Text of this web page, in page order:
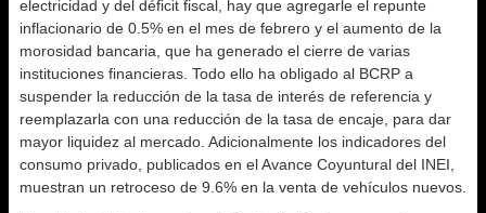
electricidad y del déficit fiscal, hay que agregarle el repunte
inflacionario de 0.5% en el mes de febrero y el aumento de la
morosidad bancaria, que ha generado el cierre de varias
instituciones financieras. Todo ello ha obligado al BCRP a
suspender la reducción de la tasa de interés de referencia y
reemplazarla con una reducción de la tasa de encaje, para dar
mayor liquidez al mercado. Adicionalmente los indicadores del
consumo privado, publicados en el Avance Coyuntural del INEI,
muestran un retroceso de 9.6% en la venta de vehículos nuevos.